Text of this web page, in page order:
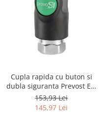
Cupla rapida cu buton si
dubla siguranta Prevost ESI
071102, filet interior 3/8"
153,93 Lei
145,97 Lei